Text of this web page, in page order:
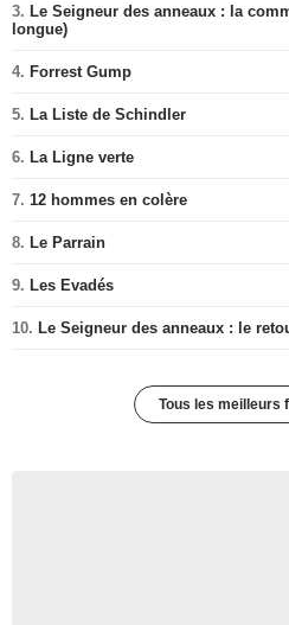
3. Le Seigneur des anneaux : la
longue)
4. Forrest Gump
5. La Liste de Schindler
6. La Ligne verte
7. 12 hommes en colère
8. Le Parrain
9. Les Evadés
10. Le Seigneur des anneaux : le
Tous les meilleurs